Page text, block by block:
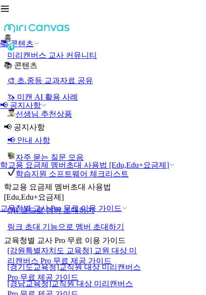
📚 콘텐츠
📢 공지사항
학교용 요금제 멤버초대 사용법 [Edu,Edu+요금제]
교육청별 교사 Pro 무료 이용 가이드
홈
미리캔버스 교사 커뮤니티
📚 콘텐츠
🎨 초.중등 교과자료 공유
🦄 미캔 AI 활용 사례
선생님 추천상품
📢 공지사항
📢 안내 사항
자주 묻는 질문 모음
학습지원 소프트웨어 체크리스트
학교용 요금제 멤버초대 사용법
[Edu,Edu+요금제]
QR 코드로 멤버 초대하기
링크 초대 기능으로 멤버 초대하기
교육청별 교사 Pro 무료 이용 가이드
[강원특별자치도 교육청] 교원 대상 미
리캔버스 Pro 무료 제공 가이드
[경기도교육청]교직원 대상 미리캔버스
Pro 무료 제공 가이드
[경남교육청]교직원 대상 미리캔버스